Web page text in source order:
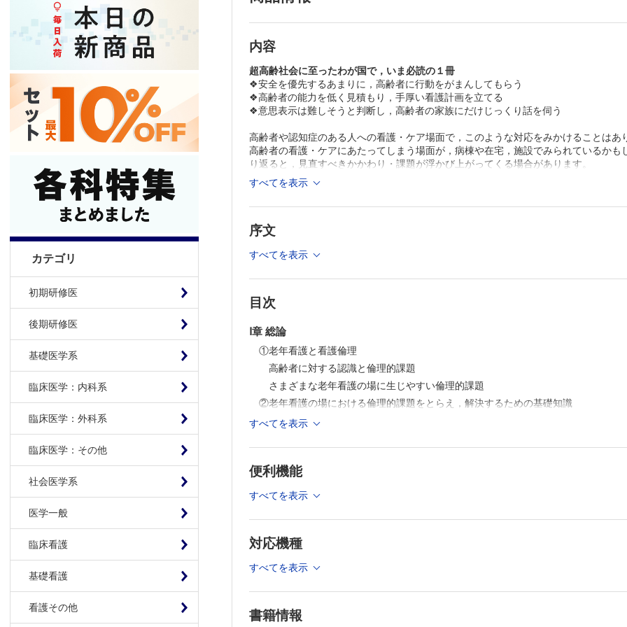
カテゴリ
初期研修医
後期研修医
基礎医学系
臨床医学：内科系
臨床医学：外科系
臨床医学：その他
社会医学系
医学一般
臨床看護
基礎看護
看護その他
自己抜去防止の身体拘束が継続されていることに，誰も疑
拘束じゃないの？
昼間も眠ってしまっているのに…
1人で行動しないことを強制できるの？
1人でも歩けるし，行動せずにはいられない人なのに…
一見反応がない高齢者に声もかけずに処置やケアをしてし
どうして？
反応がない人へのコミュニケーションも意味があるのに…
高齢者が痛みを訴えているのに治療・処置の方法を見直さ
いの？
認知症があり判断力が低下しているからこそ…
家族と主治医だけで透析導入を決めてしまっていいの？
終末期とはいえない状態なのに…
内容
超高齢社会に至ったわが国で，いま必読の１冊
❖安全を優先するあまりに，高齢者に行動をがまんしてもらう
❖高齢者の能力を低く見積もり，手厚い看護計画を立てる
❖意思表示は難しそうと判断し，高齢者の家族にだけじっくり話を伺う
高齢者や認知症のある人への看護・ケア場面で，このような対応をみかけることは
高齢者の看護・ケアにあたってしまう場面が，病棟や在宅，施設でみられているか
り返ると，見直すべきかかわり・課題が浮かび上がってくる場合があります。
医学的対応に限らない，日々のケアにみられる日常倫理をとらえなおす。そのきっ
日本の高齢者の心身機能は向上しています。また疾病の治療効果は高まり，疾病が
超高齢社会での看護・ケア場面に際して，エイジズム（年齢による差別意識），あ
すべてを表示
序文
すべてを表示
目次
Ⅰ章 総論
①老年看護と看護倫理
高齢者に対する認識と倫理的課題
さまざまな老年看護の場に生じやすい倫理的課題
②老年看護の場における倫理的課題をとらえ，解決するための基礎知識
高齢者の権利保障
③倫理的実践に向けた取り組み
倫理的感受性を高める看護師教育とその成果
Ⅱ章 超高齢者への看護場面にみられる倫理的課題
※本書掲載の事例はすべて架空の事例です
夜間に眠れるようにするために，疲れていても日中は起こしておくほうが患者のた
すべてを表示
便利機能
すべてを表示
対応機種
すべてを表示
書籍情報